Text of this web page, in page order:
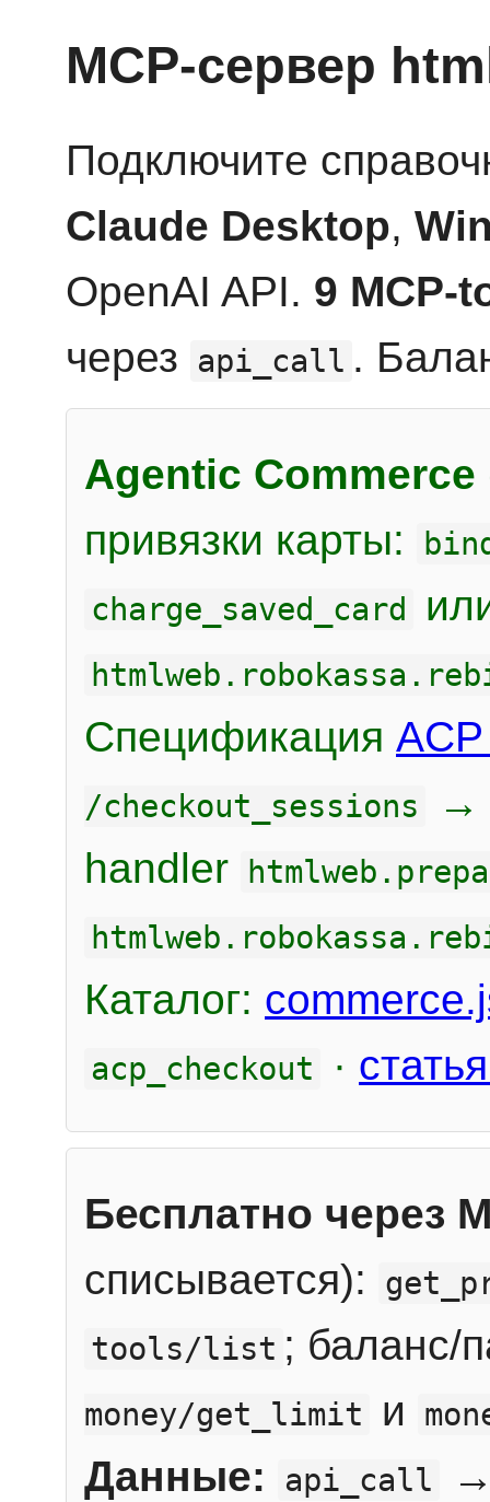
MCP-сервер
Подключите
Claude Desktop,
OpenAI API. 9 MCP-
через api_call .
Agentic Commerce
привязки карты:
charge_saved_card
Спецификация
/checkout_sessions
handler
Каталог:
acp_checkout ·
Бесплатно через
списывается):
tools/list ; баланс/
money/get_limit и
Данные: api_call